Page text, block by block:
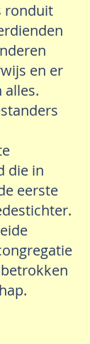
ronduit
en er
alles.
die in
eerste